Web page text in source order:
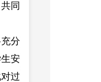
同
分
安
过